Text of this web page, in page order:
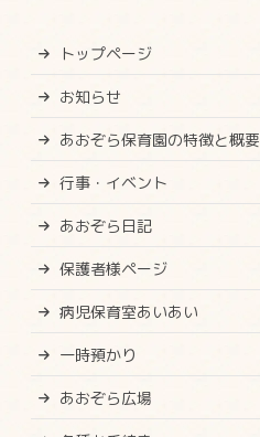
トップページ
お知らせ
あおぞら保育園の特徴と概要
行事・イベント
あおぞら日記
保護者様ページ
病児保育室あいあい
一時預かり
あおぞら広場